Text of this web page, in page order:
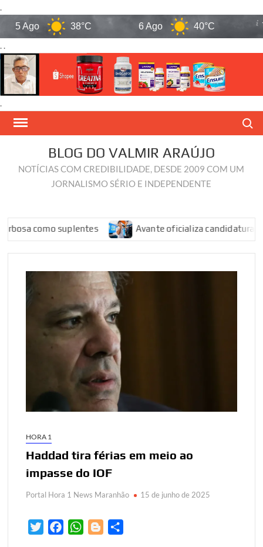
.
5 Ago 38°C 6 Ago 40°C 7
. .
.
Skip
BLOG DO VALMIR ARAÚJO
NOTÍCIAS COM CREDIBILIDADE, DESDE 2009 COM UM
JORNALISMO SÉRIO E INDEPENDENTE
como suplentes Avante oficializa candidatura de
HORA 1
Haddad tira férias em meio ao
impasse do IOF
Portal Hora 1 News Maranhão 15 de junho de 2025
W